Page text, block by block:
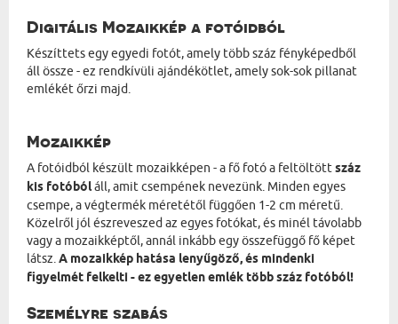
Digitális Mozaikkép a fotóidból
Készíttets egy egyedi fotót, amely több száz fényképedből
áll össze - ez rendkívüli ajándékötlet, amely sok-sok pillanat
emlékét őrzi majd.
Mozaikkép
A fotóidból készült mozaikképen - a fő fotó a feltöltöttszáz
kis fotóbóláll, amit csempének nevezünk. Minden egyes
csempe, a végtermék méretétől függően 1-2 cm méretű.
Közelről jól észreveszed az egyes fotókat, és minél távolabb
vagy a mozaikképtől, annál inkább egy összefüggő fő képet
látsz.A mozaikkép hatása lenyűgöző, és mindenki
figyelmét felkelti - ez egyetlen emlék több száz fotóból!
Személyre szabás